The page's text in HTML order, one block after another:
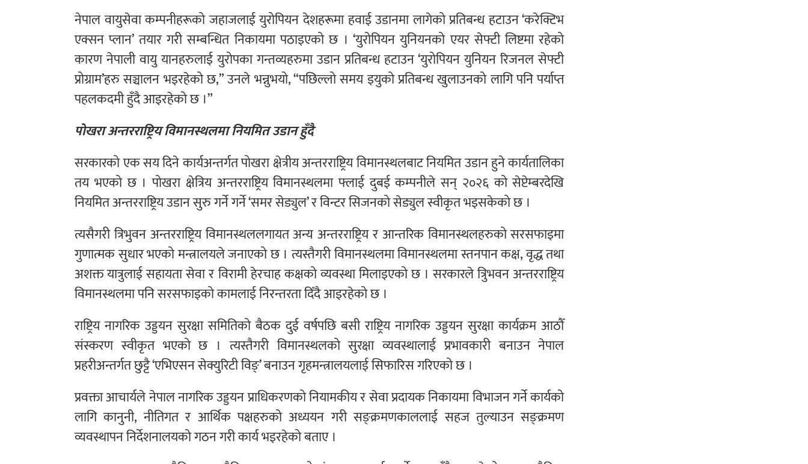
नेपाल वायुसेवा कम्पनीहरूको जहाजलाई युरोपियन देशहरूमा हवाई उडानमा लागेको प्रतिबन्ध हटाउन ‘करेक्टिभ
एक्सन प्लान’ तयार गरी सम्बन्धित निकायमा पठाइएको छ । ‘युरोपियन युनियनको एयर सेफ्टी लिष्टमा रहेको
कारण नेपाली वायु यानहरुलाई युरोपका गन्तव्यहरुमा उडान प्रतिबन्ध हटाउन ‘युरोपियन युनियन रिजनल सेफ्टी
प्रोग्राम’हरु सञ्चालन भइरहेको छ,” उनले भन्नुभयो, “पछिल्लो समय इयुको प्रतिबन्ध खुलाउनको लागि पनि पर्याप्त
पहलकदमी हुँदै आइरहेको छ ।”
पोखरा अन्तरराष्ट्रिय विमानस्थलमा नियमित उडान हुँदै
सरकारको एक सय दिने कार्यअन्तर्गत पोखरा क्षेत्रीय अन्तरराष्ट्रिय विमानस्थलबाट नियमित उडान हुने कार्यतालिका
तय भएको छ । पोखरा क्षेत्रिय अन्तरराष्ट्रिय विमानस्थलमा फ्लाई दुबई कम्पनीले सन् २०२६ को सेप्टेम्बरदेखि
नियमित अन्तरराष्ट्रिय उडान सुरु गर्ने गर्ने ‘समर सेड्युल’ र विन्टर सिजनको सेड्युल स्वीकृत भइसकेको छ ।
त्यसैगरी त्रिभुवन अन्तरराष्ट्रिय विमानस्थललगायत अन्य अन्तरराष्ट्रिय र आन्तरिक विमानस्थलहरुको सरसफाइमा
गुणात्मक सुधार भएको मन्त्रालयले जनाएको छ । त्यस्तैगरी विमानस्थलमा विमानस्थलमा स्तनपान कक्ष, वृद्ध तथा
अशक्त यात्रुलाई सहायता सेवा र विरामी हेरचाह कक्षको व्यवस्था मिलाइएको छ । सरकारले त्रिुभवन अन्तरराष्ट्रिय
विमानस्थलमा पनि सरसफाइको कामलाई निरन्तरता दिँदै आइरहेको छ ।
राष्ट्रिय नागरिक उड्डयन सुरक्षा समितिको बैठक दुई वर्षपछि बसी राष्ट्रिय नागरिक उड्डयन सुरक्षा कार्यक्रम आठौँ
संस्करण स्वीकृत भएको छ । त्यस्तैगरी विमानस्थलको सुरक्षा व्यवस्थालाई प्रभावकारी बनाउन नेपाल
प्रहरीअन्तर्गत छुट्टै ‘एभिएसन सेक्युरिटी विङ्’ बनाउन गृहमन्त्रालयलाई सिफारिस गरिएको छ ।
प्रवक्ता आचार्यले नेपाल नागरिक उड्डयन प्राधिकरणको नियामकीय र सेवा प्रदायक निकायमा विभाजन गर्ने कार्यको
लागि कानुनी, नीतिगत र आर्थिक पक्षहरुको अध्ययन गरी सङ्क्रमणकाललाई सहज तुल्याउन सङ्क्रमण
व्यवस्थापन निर्देशनालयको गठन गरी कार्य भइरहेको बताए ।